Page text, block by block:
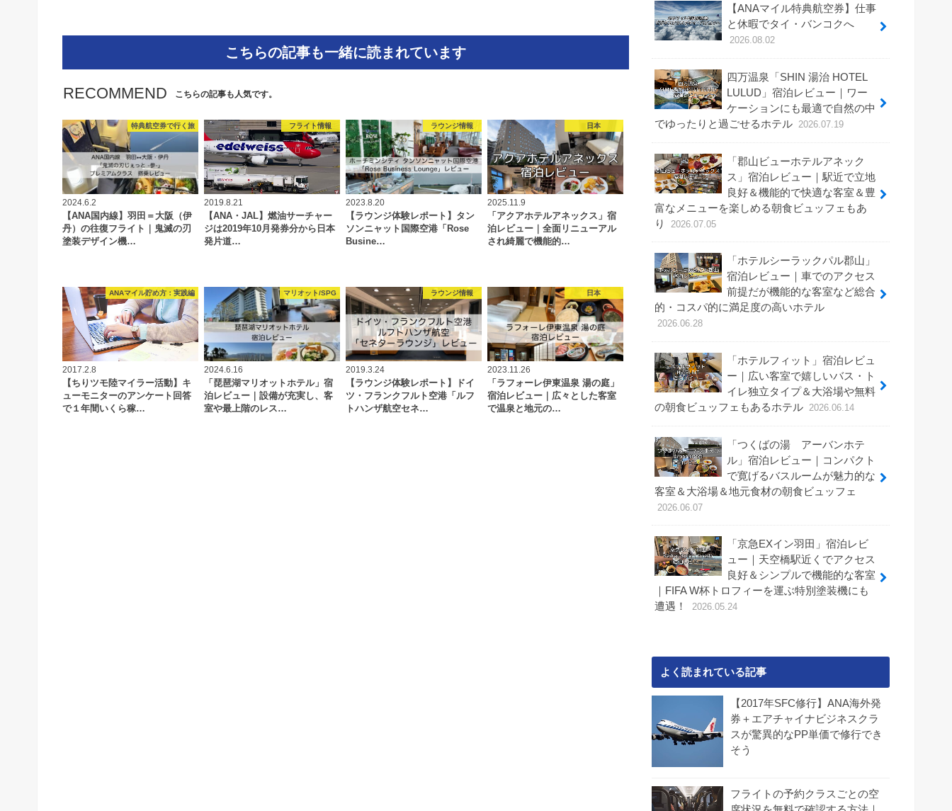
こちらの記事も一緒に読まれています
RECOMMEND こちらの記事も人気です。
特典航空券で行く旅
2024.6.2
【ANA国内線】羽田＝大阪（伊
丹）の往復フライト｜鬼滅の刃
塗装デザイン機…
フライト情報
2019.8.21
【ANA・JAL】燃油サーチャー
ジは2019年10月発券分から日本
発片道…
ラウンジ情報
2023.8.20
【ラウンジ体験レポート】タン
ソンニャット国際空港「Rose
Busine…
日本
2025.11.9
「アクアホテルアネックス」宿
泊レビュー｜全面リニューアル
され綺麗で機能的…
ANAマイル貯め方：実践編
2017.2.8
【ちりツモ陸マイラー活動】キ
ューモニターのアンケート回答
で１年間いくら稼…
マリオット/SPG
2024.6.16
「琵琶湖マリオットホテル」宿
泊レビュー｜設備が充実し、客
室や最上階のレス…
ラウンジ情報
2019.3.24
【ラウンジ体験レポート】ドイ
ツ・フランクフルト空港「ルフ
トハンザ航空セネ…
日本
2023.11.26
「ラフォーレ伊東温泉 湯の庭」
宿泊レビュー｜広々とした客室
で温泉と地元の…
【ANAマイル特典航空券】仕事
と休暇でタイ・バンコクへ
2026.08.02
四万温泉「SHIN 湯治 HOTEL
LULUD」宿泊レビュー｜ワー
ケーションにも最適で自然の中
でゆったりと過ごせるホテル 2026.07.19
「郡山ビューホテルアネック
ス」宿泊レビュー｜駅近で立地
良好＆機能的で快適な客室＆豊
富なメニューを楽しめる朝食ビュッフェもあ
り
2026.07.05
「ホテルシーラックパル郡山」
宿泊レビュー｜車でのアクセス
前提だが機能的な客室など総合
的・コスパ的に満足度の高いホテル
2026.06.28
「ホテルフィット」宿泊レビュ
ー｜広い客室で嬉しいバス・ト
イレ独立タイプ＆大浴場や無料
の朝食ビュッフェもあるホテル 2026.06.14
「つくばの湯 アーバンホテ
ル」宿泊レビュー｜コンパクト
で寛げるバスルームが魅力的な
客室＆大浴場＆地元食材の朝食ビュッフェ
2026.06.07
「京急EXイン羽田」宿泊レビ
ュー｜天空橋駅近くでアクセス
良好＆シンプルで機能的な客室
｜FIFA W杯トロフィーを運ぶ特別塗装機にも
遭遇！
2026.05.24
よく読まれている記事
【2017年SFC修行】ANA海外発
券＋エアチャイナビジネスクラ
スが驚異的なPP単価で修行でき
そう
フライトの予約クラスごとの空